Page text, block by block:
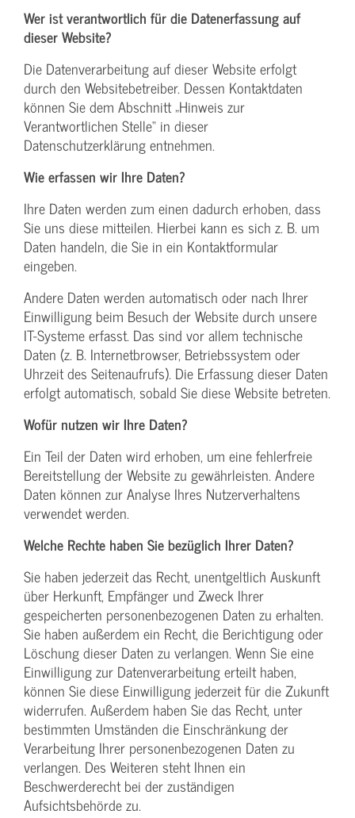
Wer ist verantwortlich für die Datenerfassung auf
dieser Website?
Die Datenverarbeitung auf dieser Website erfolgt
durch den Websitebetreiber. Dessen Kontaktdaten
können Sie dem Abschnitt „Hinweis zur
Verantwortlichen Stelle“ in dieser
Datenschutzerklärung entnehmen.
Wie erfassen wir Ihre Daten?
Ihre Daten werden zum einen dadurch erhoben, dass
Sie uns diese mitteilen. Hierbei kann es sich z. B. um
Daten handeln, die Sie in ein Kontaktformular
eingeben.
Andere Daten werden automatisch oder nach Ihrer
Einwilligung beim Besuch der Website durch unsere
IT-Systeme erfasst. Das sind vor allem technische
Daten (z. B. Internetbrowser, Betriebssystem oder
Uhrzeit des Seitenaufrufs). Die Erfassung dieser Daten
erfolgt automatisch, sobald Sie diese Website betreten.
Wofür nutzen wir Ihre Daten?
Ein Teil der Daten wird erhoben, um eine fehlerfreie
Bereitstellung der Website zu gewährleisten. Andere
Daten können zur Analyse Ihres Nutzerverhaltens
verwendet werden.
Welche Rechte haben Sie bezüglich Ihrer Daten?
Sie haben jederzeit das Recht, unentgeltlich Auskunft
über Herkunft, Empfänger und Zweck Ihrer
gespeicherten personenbezogenen Daten zu erhalten.
Sie haben außerdem ein Recht, die Berichtigung oder
Löschung dieser Daten zu verlangen. Wenn Sie eine
Einwilligung zur Datenverarbeitung erteilt haben,
können Sie diese Einwilligung jederzeit für die Zukunft
widerrufen. Außerdem haben Sie das Recht, unter
bestimmten Umständen die Einschränkung der
Verarbeitung Ihrer personenbezogenen Daten zu
verlangen. Des Weiteren steht Ihnen ein
Beschwerderecht bei der zuständigen
Aufsichtsbehörde zu.